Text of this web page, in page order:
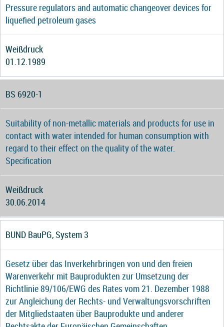
Pressure regulators and automatic changeover devices for
liquefied petroleum gases
Weißdruck
01.12.1989
BS 6920-1
Suitability of non-metallic materials and products for use in
contact with water intended for human consumption with
regard to their effect on the quality of the water.
Specification
Weißdruck
30.06.2014
BUND BauPG, System 3
Gesetz über das Inverkehrbringen von und den freien
Warenverkehr mit Bauprodukten zur Umsetzung der
Richtlinie 89/106/EWG des Rates vom 21. Dezember 1988
zur Angleichung der Rechts- und Verwaltungsvorschriften
der Mitgliedstaaten über Bauprodukte und anderer